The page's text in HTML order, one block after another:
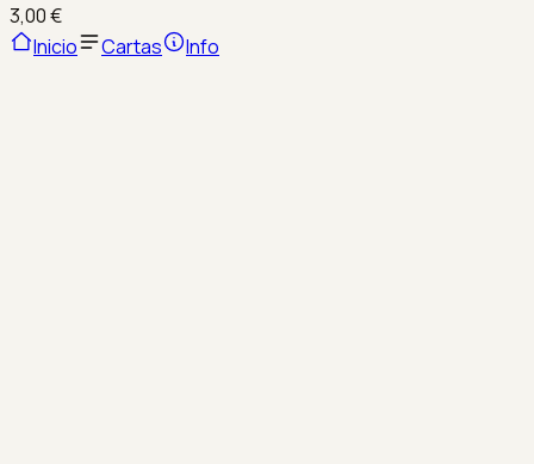
3,00 €
Inicio
Cartas Info